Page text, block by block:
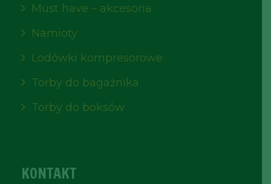
Must have – akcesoria
Namioty
Lodówki kompresorowe
Torby do bagażnika
Torby do boksów
KONTAKT